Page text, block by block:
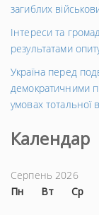
загиблих
Інтереси та
результатами
Україна перед
демократичними
умовах
Календар
Серпень 2026
Пн
Вт Ср